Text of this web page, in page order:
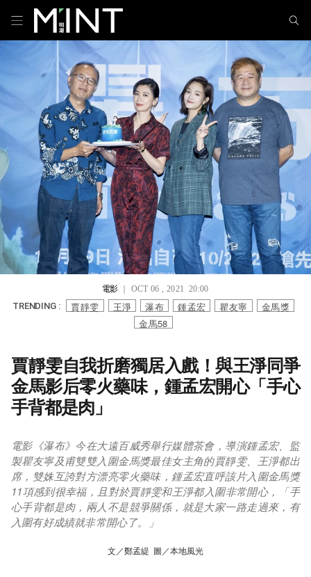
電影｜ OCT 06 , 2021 20:00
TRENDING : 賈靜雯 王淨 瀑布 鍾孟宏 瞿友寧
金馬獎
金馬58
賈靜雯自我折磨獨居入戲！與王淨同爭
金馬影后零火藥味，鍾孟宏開心「手心
手背都是肉」
電影《瀑布》今在大遠百威秀舉行媒體茶會，導演鍾孟宏、監
製瞿友寧及甫雙雙入圍金馬獎最佳女主角的賈靜雯、王淨都出
席，雙姝互誇對方漂亮零火藥味，鍾孟宏直呼該片入圍金馬獎
11項感到很幸福，且對於賈靜雯和王淨都入圍非常開心，「手
心手背都是肉，兩人不是競爭關係，就是大家一路走過來，有
入圍有好成績就非常開心了。」
文／鄭孟緹 圖／本地風光